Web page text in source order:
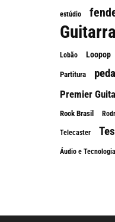
estúdio
Guitarra
Lobão Loopop
Partitura
Premier
Rock Brasil
Telecaster
Áudio e Tecnologia